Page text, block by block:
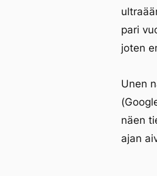
pari
joten
Unen
näen
ajan